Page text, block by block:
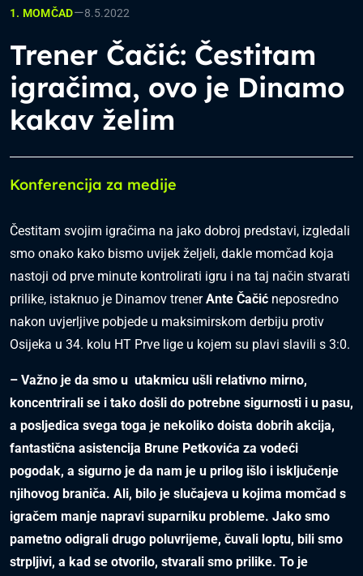
1. MOMČAD—8.5.2022
Trener Čačić: Čestitam
igračima, ovo je Dinamo
kakav želim
Konferencija za medije
Čestitam svojim igračima na jako dobroj predstavi, izgledali
smo onako kako bismo uvijek željeli, dakle momčad koja
nastoji od prve minute kontrolirati igru i na taj način stvarati
prilike, istaknuo je Dinamov trenerAnte Čačić neposredno
nakon uvjerljive pobjede u maksimirskom derbiju protiv
Osijeka u 34. kolu HT Prve lige u kojem su plavi slavili s 3:0.
– Važno je da smo u utakmicu ušli relativno mirno,
koncentrirali se i tako došli do potrebne sigurnosti i u pasu,
a posljedica svega toga je nekoliko doista dobrih akcija,
fantastična asistencija Brune Petkovića za vodeći
pogodak, a sigurno je da nam je u prilog išlo i isključenje
njihovog braniča. Ali, bilo je slučajeva u kojima momčad s
igračem manje napravi suparniku probleme. Jako smo
pametno odigrali drugo poluvrijeme, čuvali loptu, bili smo
strpljivi, a kad se otvorilo, stvarali smo prilike. To je